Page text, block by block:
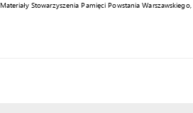
Materiały Stowarzyszenia Pamięci Powstania Warszawskiego,